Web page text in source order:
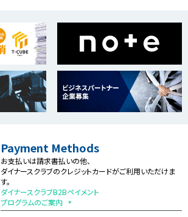
Payment Methods
お支払いは請求書払いの他、
ダイナースクラブのクレジットカードがご利用いただけま
す。
ダイナースクラブB2Bペイメント
プログラムのご案内